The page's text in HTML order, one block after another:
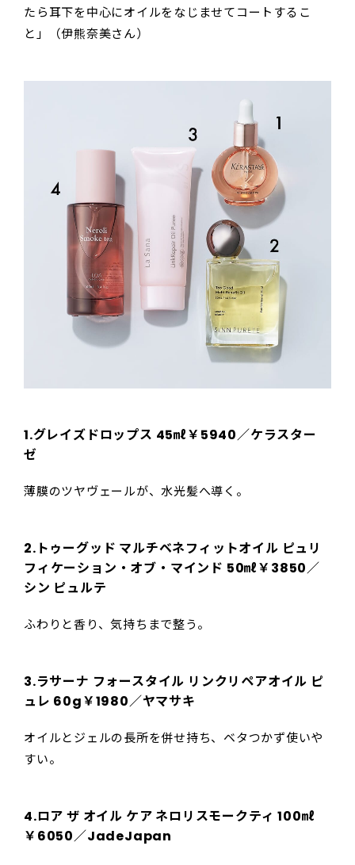
たら耳下を中心にオイルをなじませてコートするこ
と」（伊熊奈美さん）
1.グレイズドロップス 45㎖￥5940／ケラスター
ゼ
薄膜のツヤヴェールが、水光髪へ導く。
2. トゥーグッド マルチベネフィットオイル ピュリ
フィケーション・オブ・マインド 50㎖￥3850／
シン ピュルテ
ふわりと香り、気持ちまで整う。
3.ラサーナ フォースタイル リンクリペアオイル ピ
ュレ 60g￥1980／ヤマサキ
オイルとジェルの長所を併せ持ち、ベタつかず使いや
すい。
4.ロア ザ オイル ケア ネロリスモークティ 100㎖
￥6050／JadeJapan